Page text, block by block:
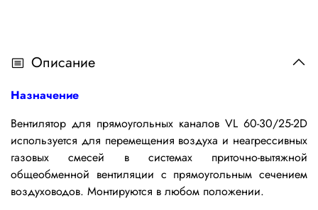
Описание
Назначение
Вентилятор для прямоугольных каналов VL 60-30/25-2D
используется для перемещения воздуха и неагрессивных
газовых смесей в системах приточно-вытяжной
общеобменной вентиляции c прямоугольным сечением
воздуховодов. Монтируются в любом положении.